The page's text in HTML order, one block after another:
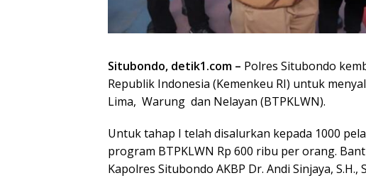
Situbondo, detik1.com – Polres Situbondo
Republik Indonesia (Kemenkeu RI) untuk
Lima, Warung dan Nelayan (BTPKLWN).
Untuk tahap I telah disalurkan kepada 1000
program BTPKLWN Rp 600 ribu per orang.
Kapolres Situbondo AKBP Dr. Andi Sinjaya,